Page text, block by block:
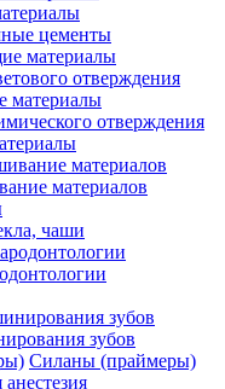
цементы
материалы
отверждения
материалы
отверждения
материалов
чаши
зубов
Силаны (праймеры)